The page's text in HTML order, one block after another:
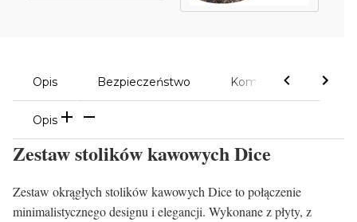
Opis Bezpieczeństwo Komentarze
Opis
Zestaw stolików kawowych Dice
Zestaw okrągłych stolików kawowych Dice to połączenie
minimalistycznego designu i elegancji. Wykonane z płyty, z